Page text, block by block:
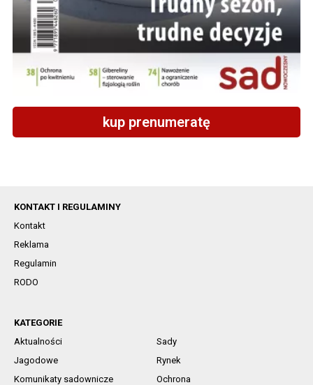
kup prenumeratę
KONTAKT I REGULAMINY
Kontakt
Reklama
Regulamin
RODO
KATEGORIE
Aktualności
Sady
Jagodowe
Rynek
Komunikaty sadownicze
Ochrona